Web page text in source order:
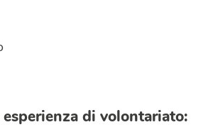
esperienza di volontariato:
condizioni della